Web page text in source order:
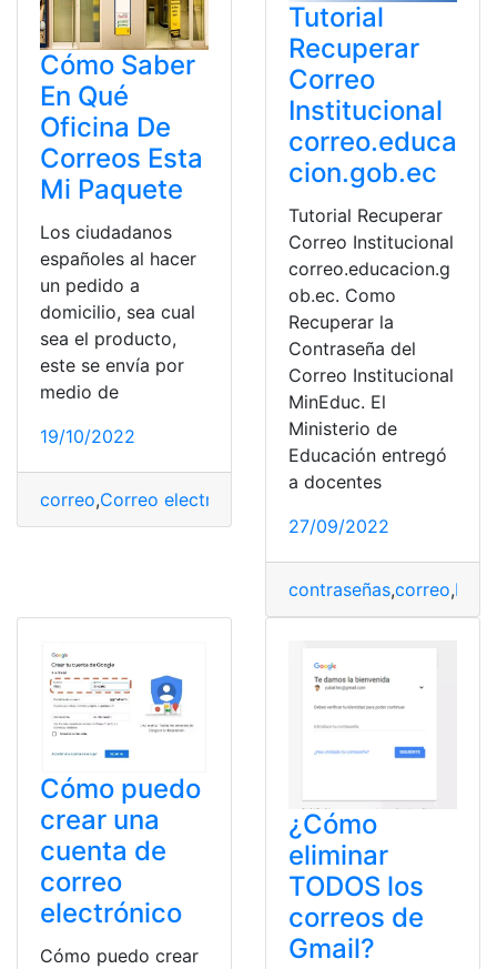
Cómo Saber
En Qué
Oficina De
Correos Esta
Mi Paquete
Los ciudadanos
españoles al hacer
un pedido a
domicilio, sea cual
sea el producto,
este se envía por
medio de
19/10/2022
correo,Correo electrónico
Tutorial
Recuperar
Correo
Institucional
correo.educa
cion.gob.ec
Tutorial Recuperar
Correo Institucional
correo.educacion.g
ob.ec. Como
Recuperar la
Contraseña del
Correo Institucional
MinEduc. El
Ministerio de
Educación entregó
a docentes
27/09/2022
contraseñas,correo,
Cómo puedo
crear una
cuenta de
correo
electrónico
Cómo puedo crear
¿Cómo
eliminar
TODOS los
correos de
Gmail?